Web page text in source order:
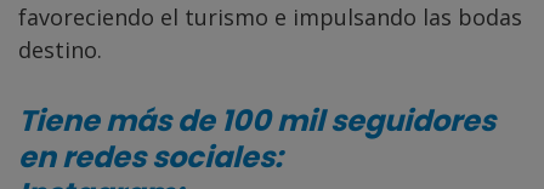
favoreciendo el turismo e impulsando las bodas
destino.
Tiene más de 100 mil seguidores
en redes sociales: